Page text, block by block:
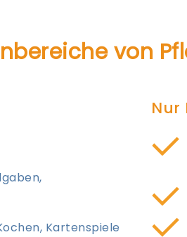
von
Kartenspiele
Nur